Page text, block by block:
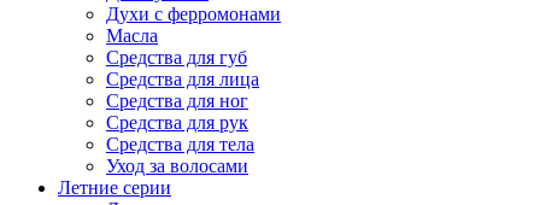
Духи с ферромонами
Масла
Средства для губ
Средства для лица
Средства для ног
Средства для рук
Средства для тела
Уход за волосами
Летние серии